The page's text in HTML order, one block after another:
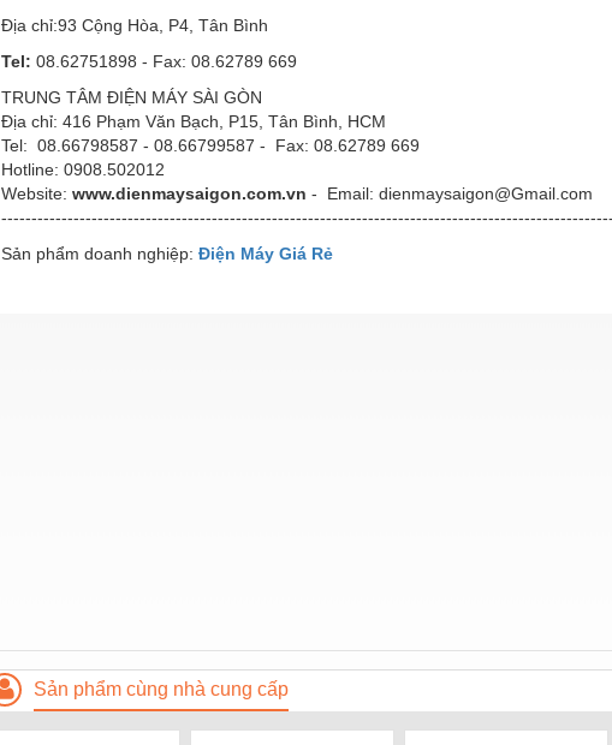
Địa chỉ:93 Cộng Hòa, P4, Tân Bình
Tel: 08.62751898 - Fax: 08.62789 669
TRUNG TÂM ĐIỆN MÁY SÀI GÒN
Địa chỉ: 416 Phạm Văn Bạch, P15, Tân Bình, HCM
Tel: 08.66798587 - 08.66799587 - Fax: 08.62789 669
Hotline: 0908.502012
Website: www.dienmaysaigon.com.vn - Email: dienmaysaigon@Gmail.com
Sản phẩm doanh nghiệp: Điện Máy Giá Rẻ
Sản phẩm cùng nhà cung cấp